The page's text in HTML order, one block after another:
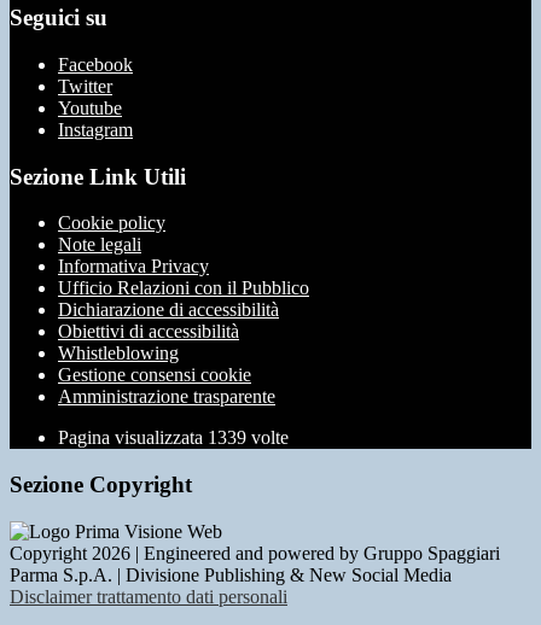
Seguici su
Facebook
Twitter
Youtube
Instagram
Sezione Link Utili
Cookie policy
Note legali
Informativa Privacy
Ufficio Relazioni con il Pubblico
Dichiarazione di accessibilità
Obiettivi di accessibilità
Whistleblowing
Gestione consensi cookie
Amministrazione trasparente
Pagina visualizzata 1339 volte
Sezione Copyright
Copyright 2026 | Engineered and powered by Gruppo Spaggiari
Parma S.p.A. | Divisione Publishing & New Social Media
Disclaimer trattamento dati personali